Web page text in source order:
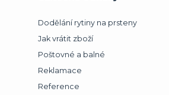
Dodělání rytiny na prsteny
Jak vrátit zboží
Poštovné a balné
Reklamace
Reference